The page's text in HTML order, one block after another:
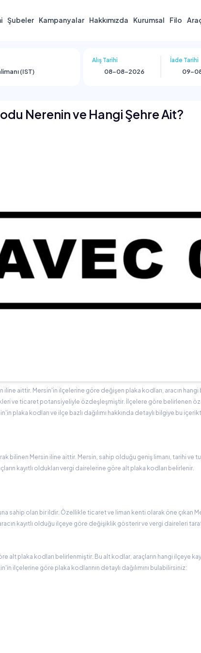
Şubeler Kampanyalar Hakkımızda Kurumsal Filo
(IST)
Alış Tarihi İade Tarihi
Nerenin ve Hangi Şehre Ait?
aittir. Mersin'in ilçelerine göre değişen plaka kodları, aracın
ve ticaret potansiyeliyle özdeşleşmiştir. İlçelere göre belirlenen
plaka kodları ve ilçe bazlı dağılımı hakkında detaylı bilgiye bu
bilinen Mersin iline aittir. Mersin, sahip olduğu geniş limanı, tarihi ve
kayıtlı oldukları vergi dairelerine göre alt plaka kodları belirlenir.
sahip olan bir ildir. Özellikle ticaret ve liman kenti olarak öne çıkan
kayıtlı olduğu ilçeye göre değişiklik gösterir ve vergi daireleri
alt plaka kodları belirlenmiştir. Bu alt kodlar, araçların hangi ilçeye
ilçelerine göre plaka kodlarının detaylı dağılımını bulabilirsiniz: